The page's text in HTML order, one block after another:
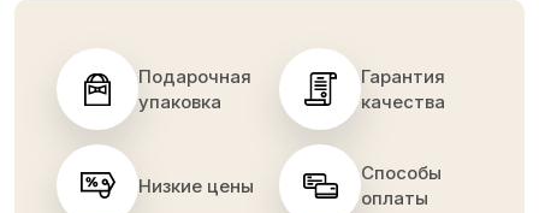
Подарочная
упаковка
Гарантия
качества
Низкие цены
Способы
оплаты